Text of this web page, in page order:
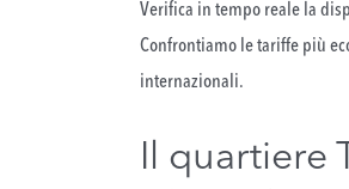
Verifica in tempo reale la
Confrontiamo le tariffe più
internazionali.
Il quartiere